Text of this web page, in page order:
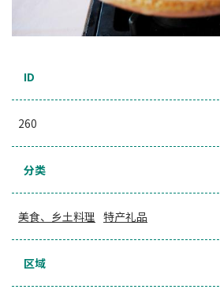
ID
260
分类
美食、乡土料理 特产礼品
区域